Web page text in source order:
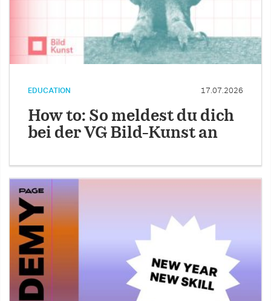
EDUCATION 17.07.2026
How to: So meldest du dich
bei der VG Bild-Kunst an